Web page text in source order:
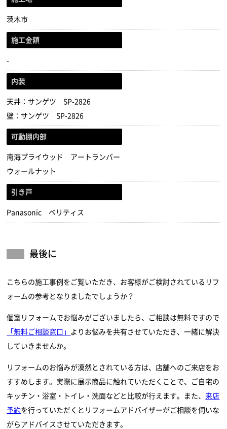
茨木市
施工金額
-
内装
天井：サンゲツ SP-2826
壁：サンゲツ SP-2826
可動棚内部
南海プライウッド アートランバー
ウォールナット
引き戸
Panasonic ベリティス
最後に
こちらの施工事例をご覧いただき、お客様がご検討されているリフ
ォームの参考となりましたでしょうか？
個室リフォームでお悩みがございましたら、ご相談は無料ですので
「無料ご相談窓口」
よりお悩みを共有させていただき、一緒に解決
していきませんか。
リフォームのお悩みが漠然とされている方は、店舗へのご来店をお
すすめします。実際に展示商品に触れていただくことで、ご自宅の
キッチン・浴室・トイレ・洗面などと比較が行えます。また、来店
予約を行っていただくとリフォームアドバイザーがご相談を伺いな
がらアドバイスさせていただきます。